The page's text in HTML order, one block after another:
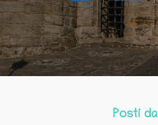
Posti